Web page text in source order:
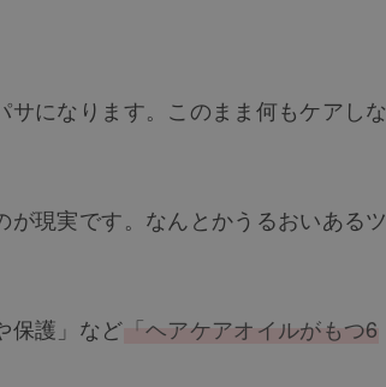
になります。このまま何もケアしな
現実です。なんとかうるおいあるツ
保護」など 「ヘアケアオイルがもつ6